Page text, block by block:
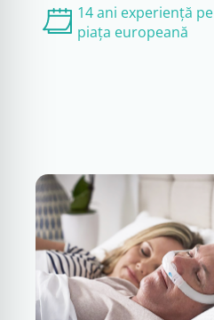
14 ani experiență pe
piața europeană